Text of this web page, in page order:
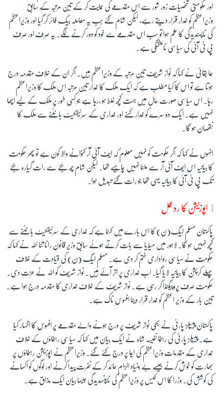
اور حکومتی شخصیات زور شور سے اس مقدمے کی حمایت کر کے تین مرتبہ کے سابق
وزیراعظم کو غدار قرار دیتے رہے، لیکن شام گئے جب یہ معاملہ بیک فائر کر گیا اور وزیراعظم
کی ناپسندیدگی کا علم ہوا تو سب اس مقدمے سے خود کو دور کرنے لگے۔ یہ صرف اور صرف
پی ٹی آئی کی سیاسی ناپختگی ہے۔
ہما بقائی نے کہا کہ نواز شریف تین مرتبہ کے وزیراعظم ہیں۔ اگر ان کے خلاف مقدمہ درج
ہوتا ہے تو اس کا کیا مطلب ہے کہ ایک ملک کا غدار تین مرتبہ اس ملک کا وزیراعظم
رہا۔ اس سیاسی صورت حال میں بہت کچھ غلط ہو ،رہا ہے جو کسی طور پر ملک کے لیے اچھا
نہیں ہے۔ ایک دوسرے کو غدار کہنے اور غداری کے سرٹیفکیٹ بانٹنے سے ملک کا
نقصان ہو گا۔
انہوں نے کہا کہ اگر حکومت کو نہیں معلوم کہ ایف آئی آر کٹوانے والا کون ہے تو پھر حکومت
کا بیانیہ اس ایف آئی آر سے ملنا نہیں چاہیے تھا۔ لیکن شام چھ بجے سے رات گیارہ بجے
تک پی ٹی آئی کا بیانیہ یہی تھا جو رات گئے تبدیل ہوا۔
اپوزیشن کا ردعمل
پاکستان مسلم لیگ(ن) کا اس بارے میں کہنا ہے کہ غداری کے سرٹیفکیٹ بانٹنے سے
کچھ نہیں ہو گا۔ لاہور میں میڈیا سے بات کرتے ہوئے سابق وزیر قانون رانا ثنا اللہ نے کہا کہ
حکومت نے سیاسی رواداری ختم کر دی ہے۔ مسلم لیگ (ن) کی قیادت کے خلاف
پہلے کرپشن کا بیانیہ لایا گیا۔ اب غداری پر اتر آئے ہیں۔ نواز شریف کو اللہ نے عزت دی۔
حکومت صرف پروپیگنڈا کر رہی ہے۔ نواز شریف کے خلاف غداری کا مقدمہ درج ہوا ہے۔
تین بار کے وزیر اعظم کو غدار قرار دینا افسوس ناک ہے۔
پاکستان پیپلز پارٹی نے بھی نواز شریف پر درج ہونے والے مقدمے پر افسوس کا اظہار کیا
ہے۔ پیپلز پارٹی کی رہنما نفیسہ شاہ نے ایک بیان میں کہا کہ سیاسی رہنماؤں کے خلاف
غداری کے مقدمات وزیراعظم کی ایما پر درج کئے گئے۔ وزیراعظم نے اپوزیشن رہنماؤں پر
بھارت کو خوش کرنے جیسے بے بنیاد الزام عائد کر کے نفرت پیدا کرنے اور لوگوں کو اکسانے
کی کوشش کی۔ وزرا کا اس کیس پر وزیراعظم کی ناپنسدیدگی جیسا بیان ایک مذاق ہے۔